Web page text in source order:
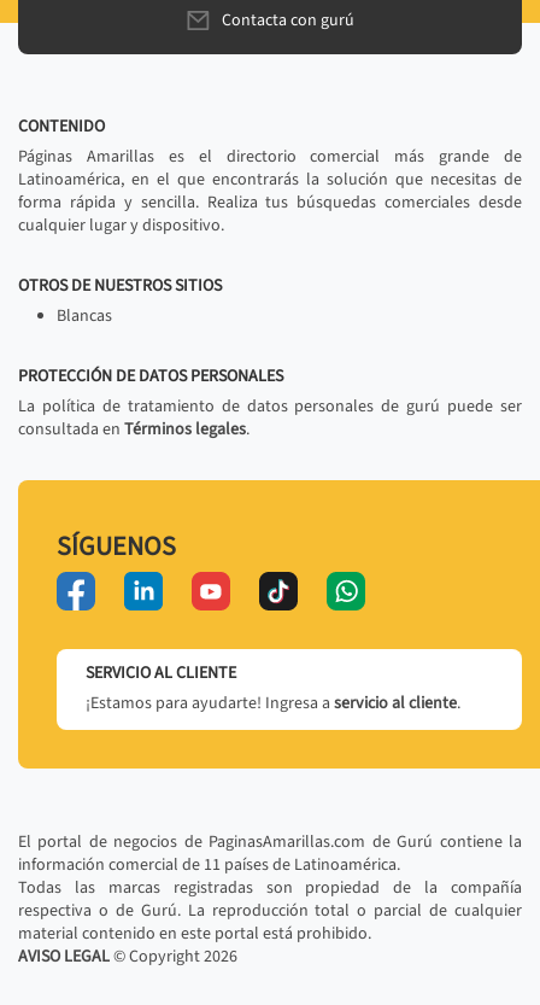
Contacta con gurú
CONTENIDO
Páginas Amarillas es el directorio comercial más grande de
Latinoamérica, en el que encontrarás la solución que necesitas de
forma rápida y sencilla. Realiza tus búsquedas comerciales desde
cualquier lugar y dispositivo.
OTROS DE NUESTROS SITIOS
Blancas
PROTECCIÓN DE DATOS PERSONALES
La política de tratamiento de datos personales de gurú puede ser
consultada en Términos legales.
SÍGUENOS
SERVICIO AL CLIENTE
¡Estamos para ayudarte! Ingresa a servicio al cliente.
El portal de negocios de PaginasAmarillas.com de Gurú contiene la
información comercial de 11 países de Latinoamérica.
Todas las marcas registradas son propiedad de la compañía
respectiva o de Gurú. La reproducción total o parcial de cualquier
material contenido en este portal está prohibido.
AVISO LEGAL© Copyright2026